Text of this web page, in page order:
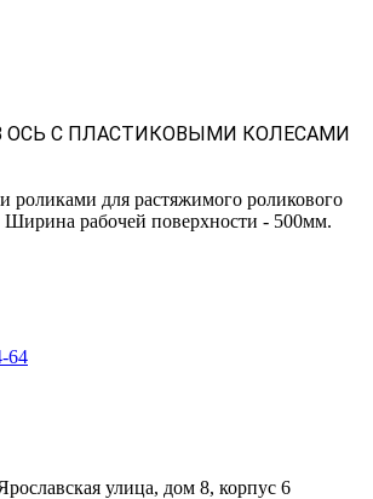
ОСЬ С ПЛАСТИКОВЫМИ КОЛЕСАМИ
роликами для растяжимого роликового
Ширина рабочей поверхности - 500мм.
64
улица, дом 8, корпус 6